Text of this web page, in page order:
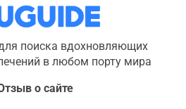
поиска вдохновляющих
в любом порту мира
о сайте